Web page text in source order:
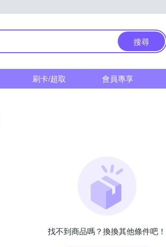
搜尋
刷卡/超取 會員專享
找不到商品嗎？換換其他條件吧！